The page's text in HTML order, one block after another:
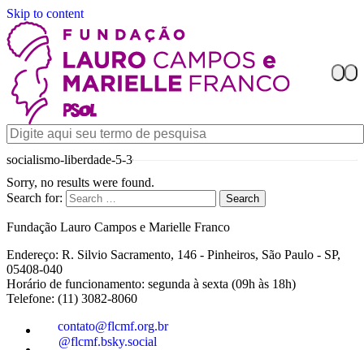
Skip to content
socialismo-liberdade-5-3
Sorry, no results were found.
Search for:
Search
Fundação Lauro Campos e Marielle Franco
Endereço: R. Silvio Sacramento, 146 - Pinheiros, São Paulo - SP,
05408-040
Horário de funcionamento: segunda à sexta (09h às 18h)
Telefone: (11) 3082-8060
contato@flcmf.org.br
@flcmf.bsky.social